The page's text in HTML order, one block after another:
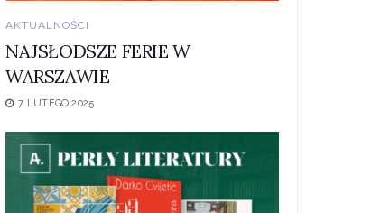
AKTUALNOŚCI
NAJSŁODSZE FERIE W
WARSZAWIE
7 LUTEGO 2025